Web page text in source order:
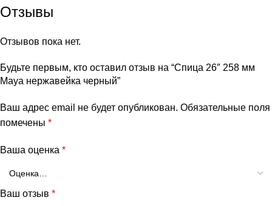
Отзывы
Отзывов пока нет.
Будьте первым, кто оставил отзыв на “Спица 26″ 258 мм
Maya нержавейка черный”
Ваш адрес email не будет опубликован. Обязательные поля
помечены *
Ваша оценка *
Ваш отзыв *